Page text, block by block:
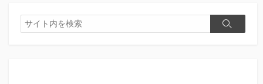
検
索
検